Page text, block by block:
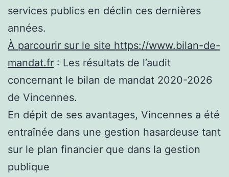
services publics en déclin ces dernières
années.
À parcourir sur le site https://www.bilan-de-
mandat.fr : Les résultats de l’audit
concernant le bilan de mandat 2020-2026
de Vincennes.
En dépit de ses avantages, Vincennes a été
entraînée dans une gestion hasardeuse tant
sur le plan financier que dans la gestion
publique